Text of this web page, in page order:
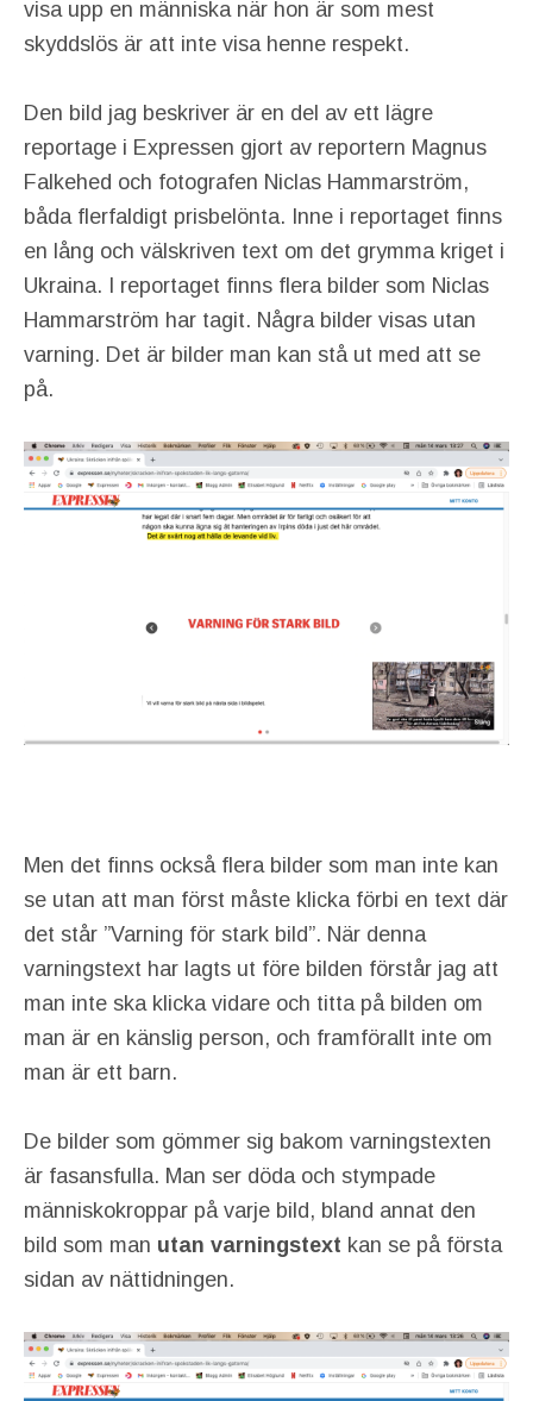
visa upp en människa när hon är som mest
skyddslös är att inte visa henne respekt.
Den bild jag beskriver är en del av ett lägre
reportage i Expressen gjort av reportern Magnus
Falkehed och fotografen Niclas Hammarström,
båda flerfaldigt prisbelönta. Inne i reportaget finns
en lång och välskriven text om det grymma kriget i
Ukraina. I reportaget finns flera bilder som Niclas
Hammarström har tagit. Några bilder visas utan
varning. Det är bilder man kan stå ut med att se
på.
Men det finns också flera bilder som man inte kan
se utan att man först måste klicka förbi en text där
det står ”Varning för stark bild”. När denna
varningstext har lagts ut före bilden förstår jag att
man inte ska klicka vidare och titta på bilden om
man är en känslig person, och framförallt inte om
man är ett barn.
De bilder som gömmer sig bakom varningstexten
är fasansfulla. Man ser döda och stympade
människokroppar på varje bild, bland annat den
bild som man utan varningstext kan se på första
sidan av nättidningen.